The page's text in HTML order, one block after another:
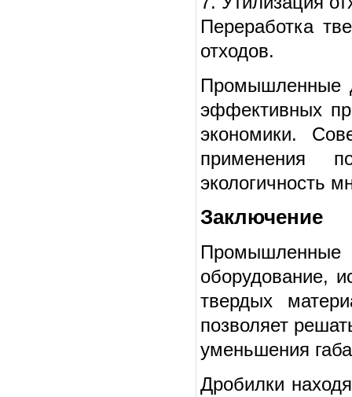
Переработка
отходов.
Промышленные
эффективных
экономики.
применения
экологичность
Заключение
Промышленные
оборудование,
твердых
позволяет
уменьшения
Дробилки